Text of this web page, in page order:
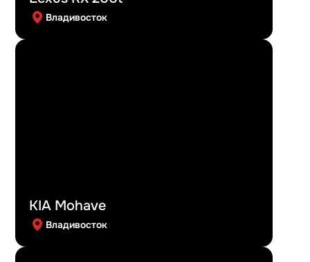
Владивосток
KIA Mohave
Владивосток